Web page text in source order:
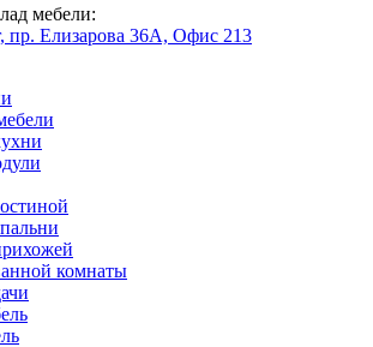
мебели:
пр. Елизарова 36А, Офис 213
комнаты